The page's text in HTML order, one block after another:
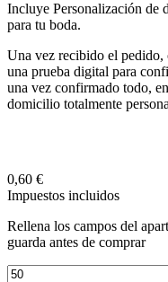
Incluye Personalización de
para tu boda.
Una vez recibido el pedido,
una prueba digital para
una vez confirmado todo,
domicilio totalmente
0,60 €
Impuestos incluidos
Rellena los campos del
guarda antes de comprar